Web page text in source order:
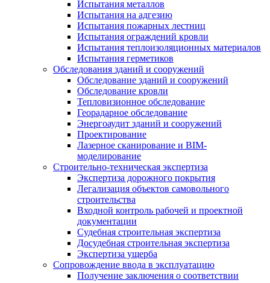
Испытания металлов
Испытания на адгезию
Испытания пожарных лестниц
Испытания ограждений кровли
Испытания теплоизоляционных материалов
Испытания герметиков
Обследования зданий и сооружений
Обследование зданий и сооружений
Обследование кровли
Тепловизионное обследование
Георадарное обследование
Энергоаудит зданий и сооружений
Проектирование
Лазерное сканирование и BIM-
моделирование
Строительно-техническая экспертиза
Экспертиза дорожного покрытия
Легализация объектов самовольного
строительства
Входной контроль рабочей и проектной
документации
Судебная строительная экспертиза
Досудебная строительная экспертиза
Экспертиза ущерба
Сопровождение ввода в эксплуатацию
Получение заключения о соответствии